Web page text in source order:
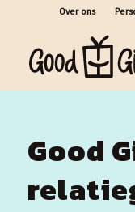
Over ons
Good